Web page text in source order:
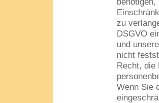
zu
DSGVO
und
nicht
Recht, die
Wenn Sie